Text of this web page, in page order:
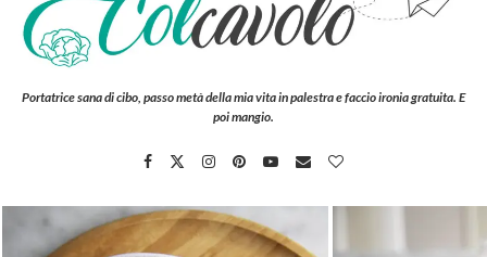
Portatrice sana di cibo, passo metà della mia vita in palestra e faccio ironia gratuita. E
poi mangio.